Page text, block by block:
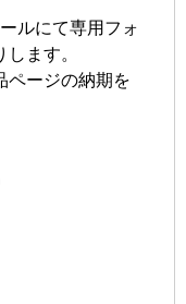
ルにて専用フォ
ます。
ページの納期を